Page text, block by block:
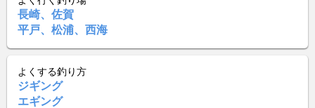
長崎、佐賀
平戸、松浦、西海
よくする釣り方
ジギング
エギング